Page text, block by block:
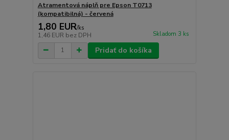
Atramentová náplň pre Epson T0713
(kompatibilná) - červená
1,80 EUR/ks
1,46 EUR bez DPH Skladom 3 ks
Pridať do košíka